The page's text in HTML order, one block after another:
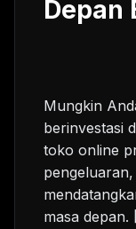
Depan
Mungkin
berinvestasi
toko online
masa depan.